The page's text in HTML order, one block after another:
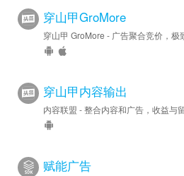
穿山甲GroMore
穿山甲 GroMore - 广告聚合竞价，极
穿山甲内容输出
内容联盟 - 整合内容和广告，收益与
赋能广告